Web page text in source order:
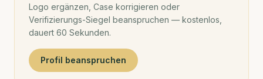
Logo ergänzen, Case korrigieren oder
Verifizierungs-Siegel beanspruchen — kostenlos,
dauert 60 Sekunden.
Profil beanspruchen